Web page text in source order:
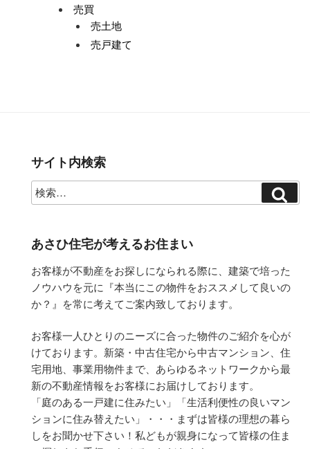
売買
売土地
売戸建て
サイト内検索
あさひ住宅が考えるお住まい
お客様が不動産をお探しになられる際に、建築で培った
ノウハウを元に『本当にこの物件をおススメして良いの
か？』を常に考えてご案内致しております。
お客様一人ひとりのニーズに合った物件のご紹介を心が
けております。新築・中古住宅から中古マンション、住
宅用地、事業用物件まで、あらゆるネットワークから最
新の不動産情報をお客様にお届けしております。
「庭のある一戸建に住みたい」「生活利便性の良いマン
ションに住み替えたい」・・・まずは皆様の理想の暮ら
しをお聞かせ下さい！私どもが親身になって皆様の住ま